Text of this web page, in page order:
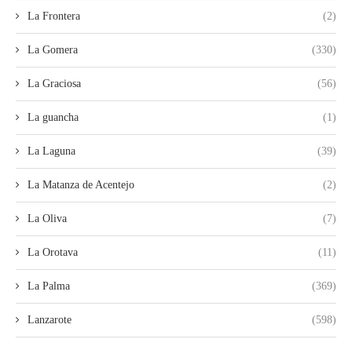
La Frontera (2)
La Gomera (330)
La Graciosa (56)
La guancha (1)
La Laguna (39)
La Matanza de Acentejo (2)
La Oliva (7)
La Orotava (11)
La Palma (369)
Lanzarote (598)